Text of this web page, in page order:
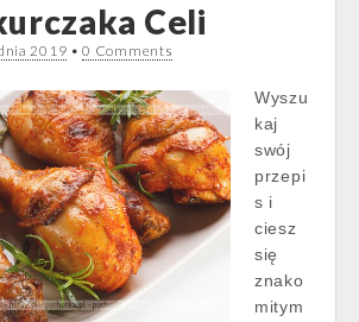
Celi
2019 •0 Comments
Wyszu
kaj
swój
przepi
s i
ciesz
się
znako
mitym